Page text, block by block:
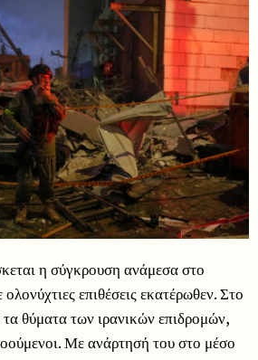
η σύγκρουση ανάμεσα στο
ολονύχτιες επιθέσεις εκατέρωθεν. Στο
τα θύματα των ιρανικών επιδρομών,
Με ανάρτησή του στο μέσο